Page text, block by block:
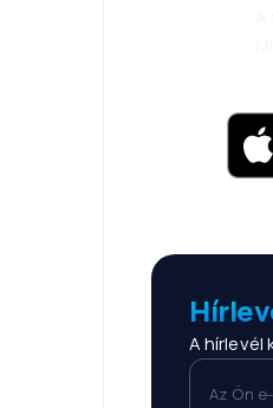
A hírlevél
Az Ön e-